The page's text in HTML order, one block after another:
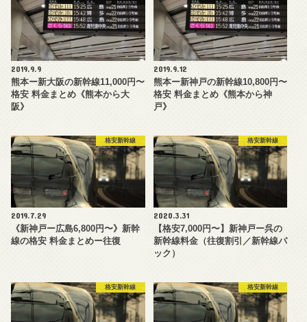
2019.9.9
熊本ー新大阪の新幹線11,000円〜
格安 料金まとめ《熊本から大
阪》
2019.9.12
熊本ー新神戸の新幹線10,800円〜
格安 料金まとめ《熊本から神
戸》
格安新幹線
2019.7.29
《新神戸ー広島6,800円〜》新幹
線の格安 料金まとめー往復
格安新幹線
2020.3.31
【格安7,000円〜】新神戸ー呉の
新幹線料金（往復割引／新幹線パ
ック）
格安新幹線 格安新幹線